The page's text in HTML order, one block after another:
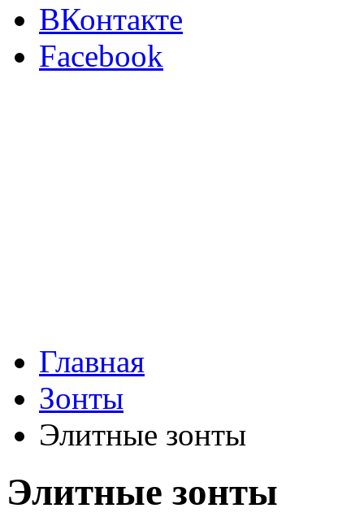
ВКонтакте
Facebook
Главная
Зонты
Элитные зонты
Элитные зонты